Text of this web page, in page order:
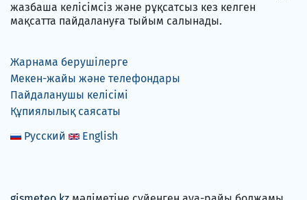
жазбаша келісімсіз және рұқсатсыз кез келген
мақсатта пайдалануға тыйым салынады.
Жарнама берушілерге
Мекен-жайы және телефондары
Пайдаланушы келісімі
Құпиялылық саясаты
Русский
English